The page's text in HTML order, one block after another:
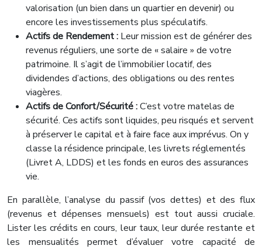
valorisation (un bien dans un quartier en devenir) ou
encore les investissements plus spéculatifs.
Actifs de Rendement : Leur mission est de générer des
revenus réguliers, une sorte de « salaire » de votre
patrimoine. Il s’agit de l’immobilier locatif, des
dividendes d’actions, des obligations ou des rentes
viagères.
Actifs de Confort/Sécurité :C’est votre matelas de
sécurité. Ces actifs sont liquides, peu risqués et servent
à préserver le capital et à faire face aux imprévus. On y
classe la résidence principale, les livrets réglementés
(Livret A, LDDS) et les fonds en euros des assurances
vie.
En parallèle, l’analyse du passif (vos dettes) et des flux
(revenus et dépenses mensuels) est tout aussi cruciale.
Lister les crédits en cours, leur taux, leur durée restante et
les mensualités permet d’évaluer votre capacité de